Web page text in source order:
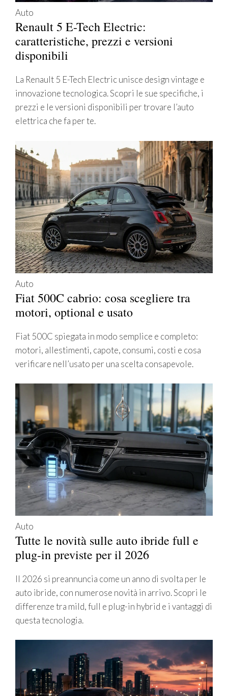
Auto
Renault 5 E-Tech Electric:
caratteristiche, prezzi e versioni
disponibili
La Renault 5 E-Tech Electric unisce design vintage e
innovazione tecnologica. Scopri le sue specifiche, i
prezzi e le versioni disponibili per trovare l’auto
elettrica che fa per te.
Auto
Fiat 500C cabrio: cosa scegliere tra
motori, optional e usato
Fiat 500C spiegata in modo semplice e completo:
motori, allestimenti, capote, consumi, costi e cosa
verificare nell’usato per una scelta consapevole.
Auto
Tutte le novità sulle auto ibride full e
plug-in previste per il 2026
Il 2026 si preannuncia come un anno di svolta per le
auto ibride, con numerose novità in arrivo. Scopri le
differenze tra mild, full e plug-in hybrid e i vantaggi di
questa tecnologia.